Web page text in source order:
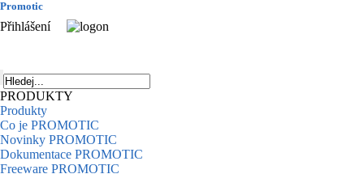
Promotic
Přihlášení
PRODUKTY
Produkty
Co je PROMOTIC
Novinky PROMOTIC
Dokumentace PROMOTIC
Freeware PROMOTIC